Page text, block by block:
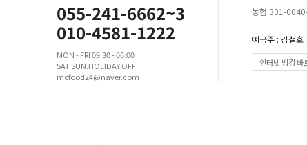
055-241-6662~3
010-4581-1222
MON - FRI 09:30 - 06:00
SAT.SUN.HOLIDAY OFF
mcfood24@naver.com
농협 301-
예금주 : 김철호
인터넷 뱅킹 바